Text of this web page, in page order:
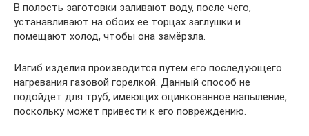
В полость заготовки заливают воду, после чего,
устанавливают на обоих ее торцах заглушки и
помещают холод, чтобы она замёрзла.
Изгиб изделия производится путем его последующего
нагревания газовой горелкой. Данный способ не
подойдет для труб, имеющих оцинкованное напыление,
поскольку может привести к его повреждению.